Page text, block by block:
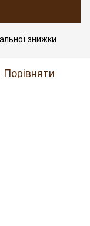
знижки
Порівняти